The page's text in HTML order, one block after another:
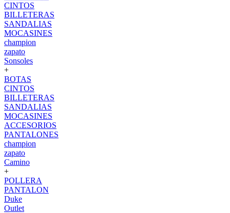
CINTOS
BILLETERAS
SANDALIAS
MOCASINES
champion
zapato
Sonsoles
+
BOTAS
CINTOS
BILLETERAS
SANDALIAS
MOCASINES
ACCESORIOS
PANTALONES
champion
zapato
Camino
+
POLLERA
PANTALON
Duke
Outlet